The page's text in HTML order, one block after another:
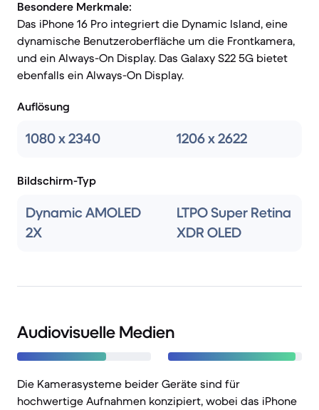
Besondere Merkmale:
Das iPhone 16 Pro integriert die Dynamic Island, eine
dynamische Benutzeroberfläche um die Frontkamera,
und ein Always-On Display. Das Galaxy S22 5G bietet
ebenfalls ein Always-On Display.
Auflösung
1080 x 2340 1206 x 2622
Bildschirm-Typ
Dynamic AMOLED
2X
LTPO Super Retina
XDR OLED
Audiovisuelle Medien
Die Kamerasysteme beider Geräte sind für
hochwertige Aufnahmen konzipiert, wobei das iPhone